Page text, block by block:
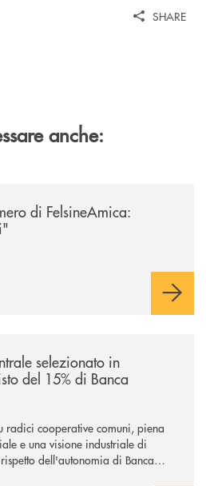
SHARE
anche:
di FelsineAmica:
selezionato in
del 15% di Banca
radici cooperative comuni, piena
e una visione industriale di
dell'autonomia di Banca